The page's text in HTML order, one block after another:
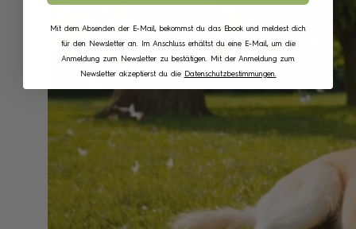
Mit dem Absenden der E-Mail, bekommst du das Ebook und meldest dich
für den Newsletter an. Im Anschluss erhältst du eine E-Mail, um die
Anmeldung zum Newsletter zu bestätigen. Mit der Anmeldung zum
Newsletter akzeptierst du die Datenschutzbestimmungen.